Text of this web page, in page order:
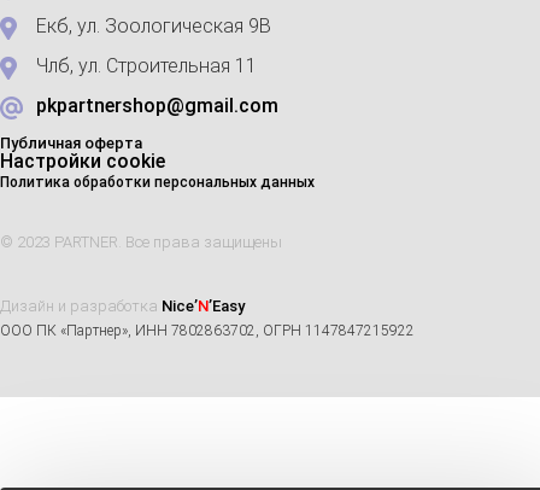
Екб, ул. Зоологическая 9В
Члб, ул. Строительная 11
pkpartnershop@gmail.com
Публичная оферта
Настройки cookie
Политика обработки персональных данных
© 2023 PARTNER. Все права защищены
Дизайн и разработка Nice’N’Easy
ООО ПК «Партнер», ИНН 7802863702, ОГРН 1147847215922